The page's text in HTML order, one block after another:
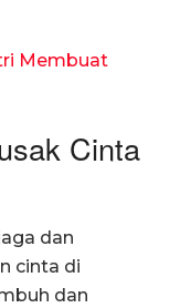
Membuat
Cinta
dan
cinta di
dan